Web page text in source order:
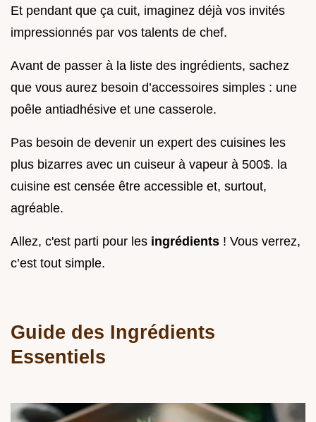
Et pendant que ça cuit, imaginez déjà vos invités
impressionnés par vos talents de chef.
Avant de passer à la liste des ingrédients, sachez
que vous aurez besoin d’accessoires simples : une
poêle antiadhésive et une casserole.
Pas besoin de devenir un expert des cuisines les
plus bizarres avec un cuiseur à vapeur à 500$. la
cuisine est censée être accessible et, surtout,
agréable.
Allez, c'est parti pour les ingrédients ! Vous verrez,
c’est tout simple.
Guide des Ingrédients
Essentiels